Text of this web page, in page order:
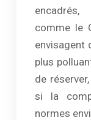
comme le
envisagent
plus
de
si la
normes